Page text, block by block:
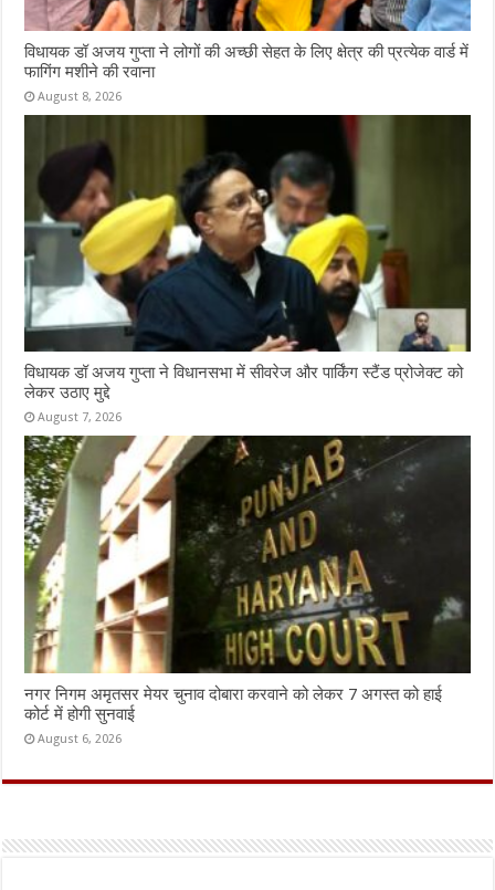
विधायक डॉ अजय गुप्ता ने लोगों की अच्छी सेहत के लिए क्षेत्र की प्रत्येक वार्ड में
फागिंग मशीने की रवाना
August 8, 2026
विधायक डॉ अजय गुप्ता ने विधानसभा में सीवरेज और पार्किंग स्टैंड प्रोजेक्ट को
लेकर उठाए मुद्दे
August 7, 2026
नगर निगम अमृतसर मेयर चुनाव दोबारा करवाने को लेकर 7 अगस्त को हाई
कोर्ट में होगी सुनवाई
August 6, 2026